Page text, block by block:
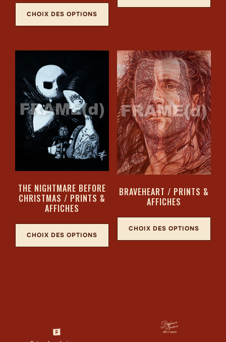
CHOIX DES OPTIONS
THE NIGHTMARE BEFORE
CHRISTMAS / PRINTS &
AFFICHES
CHOIX DES OPTIONS
BRAVEHEART / PRINTS &
AFFICHES
CHOIX DES OPTIONS